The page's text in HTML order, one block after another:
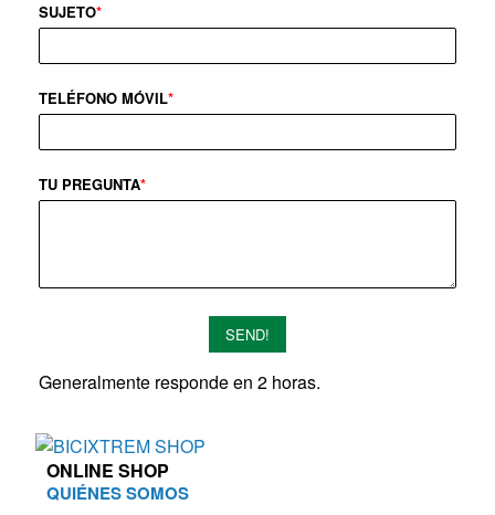
SUJETO*
TELÉFONO MÓVIL*
TU PREGUNTA*
SEND!
Generalmente responde en 2 horas.
ONLINE SHOP
QUIÉNES SOMOS